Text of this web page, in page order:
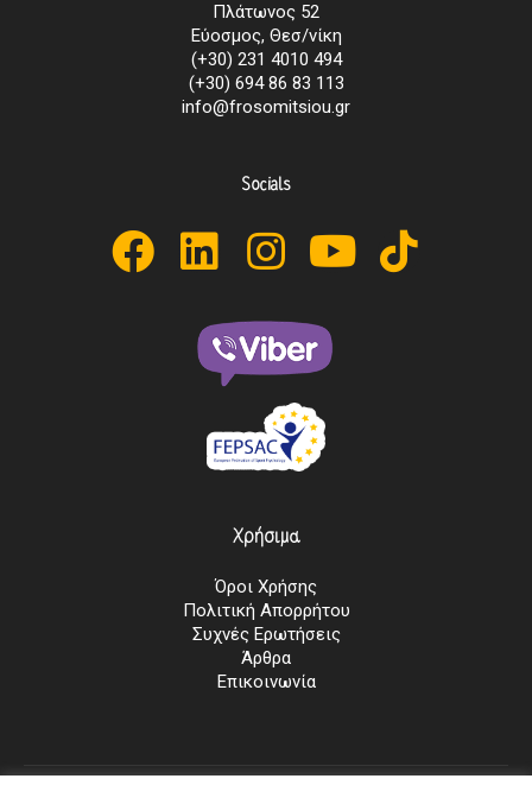
Πλάτωνος 52
Εύοσμος, Θεσ/νίκη
(+30) 231 4010 494
(+30) 694 86 83 113
info@frosomitsiou.gr
Socials
Χρήσιμα
Όροι Χρήσης
Πολιτική Απορρήτου
Συχνές Ερωτήσεις
Άρθρα
Επικοινωνία